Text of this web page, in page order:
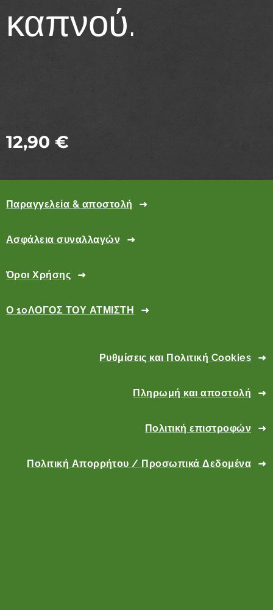
καπνού.
12,90 €
Παραγγελεία & αποστολή
Ασφάλεια συναλλαγών
Όροι Χρήσης
Ο 10ΛΟΓΟΣ ΤΟΥ ΑΤΜΙΣΤΗ
Ρυθμίσεις και Πολιτική Cookies
Πληρωμή και αποστολή
Πολιτική επιστροφών
Πολιτική Απορρήτου / Προσωπικά Δεδομένα